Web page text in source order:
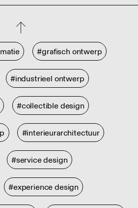
#grafisch ontwerp
#industrieel ontwerp
#collectible design
#interieurarchitectuur
#service design
#experience design